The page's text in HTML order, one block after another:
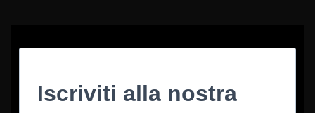
Iscriviti alla nostra